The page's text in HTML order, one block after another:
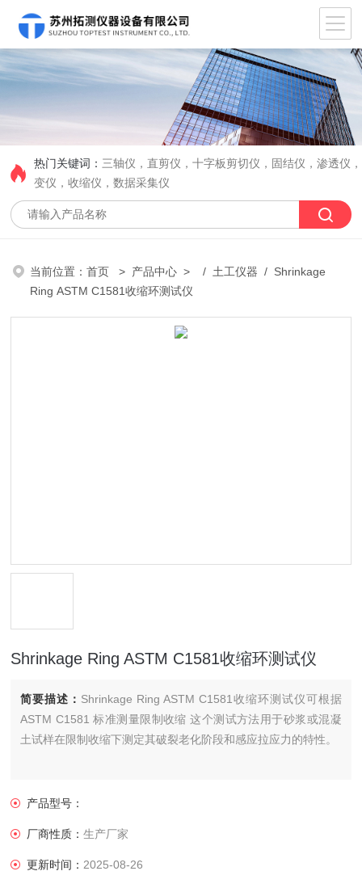
热门关键词： 三轴仪，直剪仪，十字板剪切仪，固结仪，渗透仪
变仪，收缩仪，数据采集仪
当前位置：首页 > 产品中心 > / 土工仪器 / Shrinkage
Ring ASTM C1581收缩环测试仪
Shrinkage Ring ASTM C1581收缩环测试仪
简要描述： Shrinkage Ring ASTM C1581收缩环测试仪可根据
ASTM C1581 标准测量限制收缩 这个测试方法用于砂浆或混凝
土试样在限制收缩下测定其破裂老化阶段和感应拉应力的特性。
产品型号：
厂商性质：生产厂家
更新时间： 2025-08-26